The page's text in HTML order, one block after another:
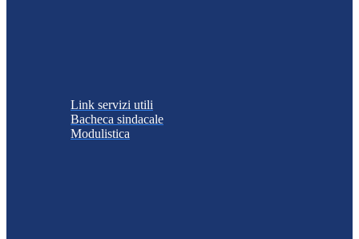
Link servizi utili
Bacheca sindacale
Modulistica